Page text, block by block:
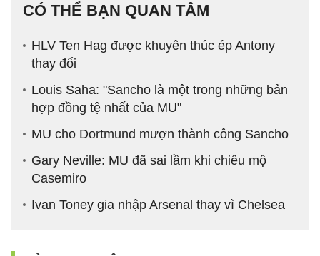
CÓ THỂ BẠN QUAN TÂM
HLV Ten Hag được khuyên thúc ép Antony
thay đổi
Louis Saha: "Sancho là một trong những bản
hợp đồng tệ nhất của MU"
MU cho Dortmund mượn thành công Sancho
Gary Neville: MU đã sai lầm khi chiêu mộ
Casemiro
Ivan Toney gia nhập Arsenal thay vì Chelsea